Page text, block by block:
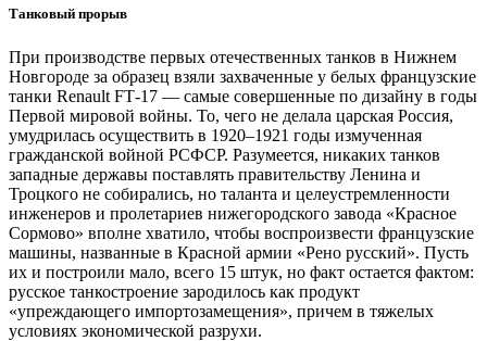
Танковый прорыв
При производстве первых отечественных танков в Нижнем
Новгороде за образец взяли захваченные у белых французские
танки Renault FT‑17 — ​самые совершенные по дизайну в годы
Первой мировой вой­ны. То, чего не делала царская Россия,
умудрилась осуществить в 1920–1921 годы измученная
гражданской вой­ной РСФСР. Разумеется, никаких танков
западные державы поставлять правительству Ленина и
Троцкого не собирались, но таланта и целеустремленности
инженеров и пролетариев нижегородского завода «Красное
Сормово» вполне хватило, чтобы воспроизвести французские
машины, названные в Красной армии «Рено русский». Пусть
их и построили мало, всего 15 штук, но факт остается фактом:
русское танкостроение зародилось как продукт
«упреждающего импортозамещения», причем в тяжелых
условиях экономической разрухи.